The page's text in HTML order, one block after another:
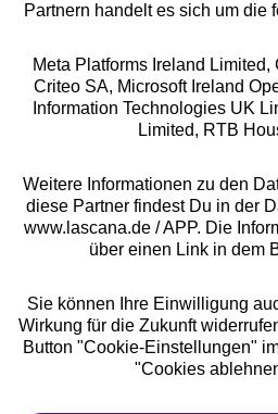
Alle Preise inkl. MwSt., zzgl.
Versandkosten
** Bonität vorausgesetzt, berechtigt zur
Partnern handelt es sich um die
Meta Platforms Ireland
Criteo SA, Microsoft Ireland
Information Technologies UK
Limited, RTB
Weitere Informationen zu den
diese Partner findest Du in der
www.lascana.de / APP. Die
über einen Link in dem
Sie können Ihre Einwilligung
Wirkung für die Zukunft
Button "Cookie-Einstellungen"
"Cookies